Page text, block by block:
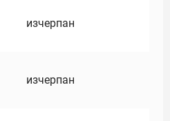
изчерпан
изчерпан